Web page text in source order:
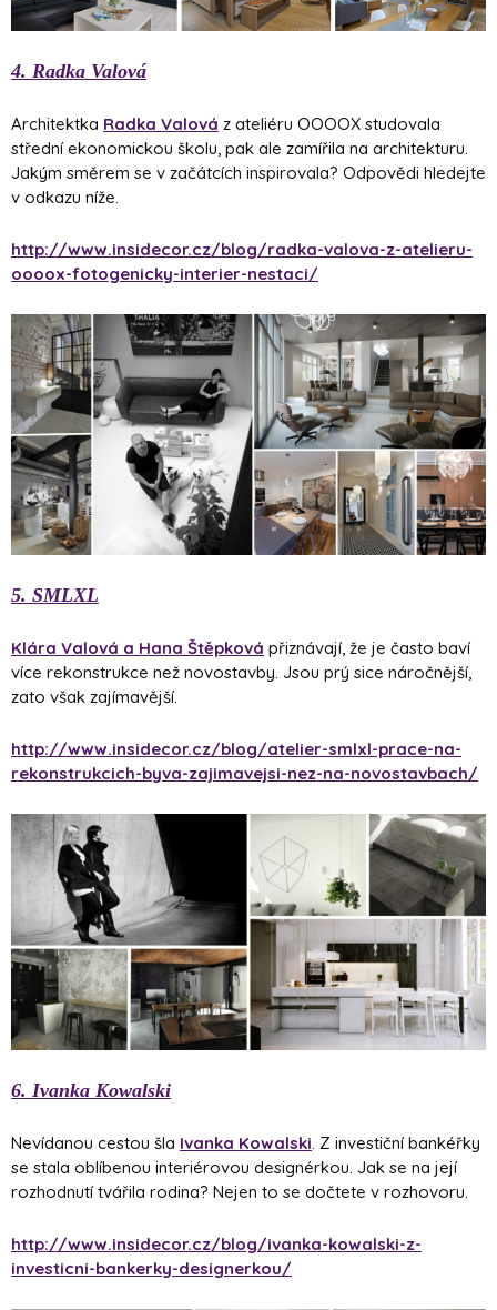
4. Radka Valová
Architektka Radka Valová z ateliéru OOOOX studovala
střední ekonomickou školu, pak ale zamířila na architekturu.
Jakým směrem se v začátcích inspirovala? Odpovědi hledejte
v odkazu níže.
http://www.insidecor.cz/blog/radka-valova-z-atelieru-
oooox-fotogenicky-interier-nestaci/
5. SMLXL
Klára Valová a Hana Štěpková přiznávají, že je často baví
více rekonstrukce než novostavby. Jsou prý sice náročnější,
zato však zajímavější.
http://www.insidecor.cz/blog/atelier-smlxl-prace-na-
rekonstrukcich-byva-zajimavejsi-nez-na-novostavbach/
6. Ivanka Kowalski
Nevídanou cestou šla Ivanka Kowalski. Z investiční bankéřky
se stala oblíbenou interiérovou designérkou. Jak se na její
rozhodnutí tvářila rodina? Nejen to se dočtete v rozhovoru.
http://www.insidecor.cz/blog/ivanka-kowalski-z-
investicni-bankerky-designerkou/